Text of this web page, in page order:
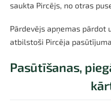
saukta Pircējs, no otras
Pārdevējs apņemas pārdot
atbilstoši Pircēja
Pasūtīšanas,